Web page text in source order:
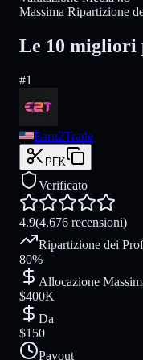
Massima Ripartizione
Le 10 migliori
#1
Earn2Trade
PFK
Verificato
4.9(4,676 recensioni)
Ripartizione dei
80%
Allocazione
$400K
Da
$150
Payout